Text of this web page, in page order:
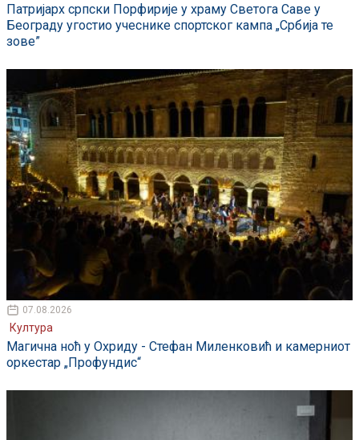
Патријарх српски Порфирије у храму Светога Саве у
Београду угостио учеснике спортског кампа „Србија те
зове”
07.08.2026
Култура
Магична ноћ у Охриду - Стефан Миленковић и камерниот
оркестар „Профундис“